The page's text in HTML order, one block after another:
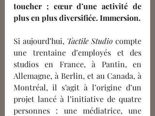
toucher ; cœur d’une activité de
Si aujourd’hui, Tactile Studio compte
une trentaine d’employés et des
studios en France, à Pantin, en
Allemagne, à Berlin, et au Canada, à
Montréal, il s’agit à l’origine d’un
projet lancé à l’initiative de quatre
personnes : une médiatrice, une